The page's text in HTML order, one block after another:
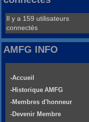
Il y a 159 utilisateurs
connectés
AMFG INFO
-Accueil
-Historique AMFG
-Membres d'honneur
-Devenir Membre